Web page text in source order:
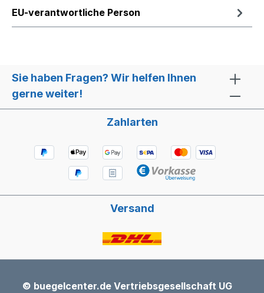
EU-verantwortliche Person
Sie haben Fragen? Wir helfen Ihnen
gerne weiter!
Zahlarten
Versand
© buegelcenter.de Vertriebsgesellschaft UG